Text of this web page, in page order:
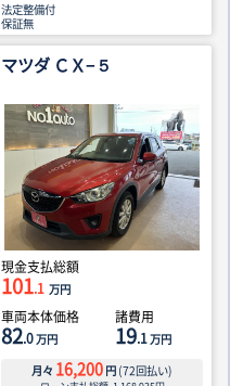
法定整備付
保証無
マツダ ＣＸ−５
現金支払総額
101.1 万円
車両本体価格
82.0万円
諸費用
19.1万円
月々 16,200 円 (72回払い)